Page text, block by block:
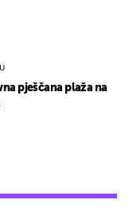
pješčana plaža na